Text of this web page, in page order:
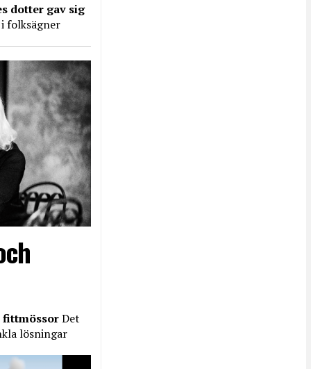
dotter gav sig
folksägner
fittmössorDet
lösningar